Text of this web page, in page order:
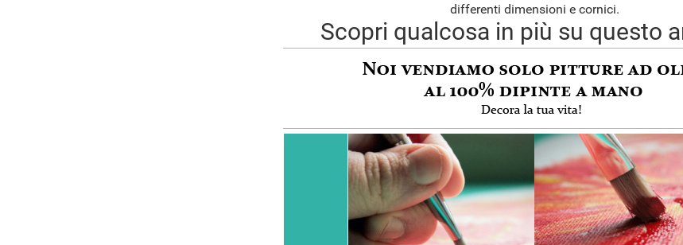
differenti dimensioni e cornici.
Scopri qualcosa in più su questo